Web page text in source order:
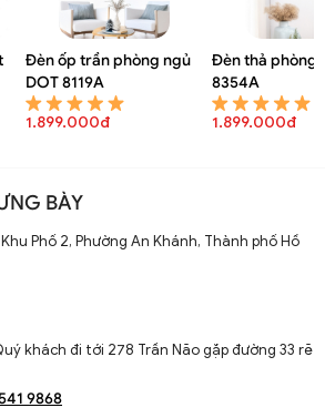
Đèn ốp trần phòng ngủ
DOT 8119A
1.899.000đ
Đèn thả phòng
8354A
1.899.000đ
BÀY
Phố 2, Phường An Khánh, Thành phố Hồ
khách đi tới 278 Trần Não gặp đường 33 rẽ
9868